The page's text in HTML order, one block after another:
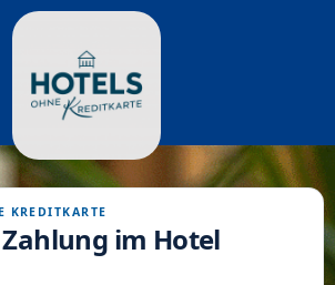
KREDITKARTE
im Hotel